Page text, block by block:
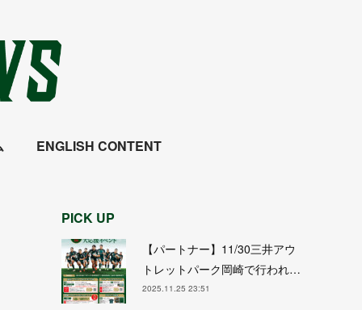
ENGLISH CONTENT
PICK UP
【パートナー】11/30三井アウ
トレットパーク岡崎で行われ…
2025.11.25 23:51